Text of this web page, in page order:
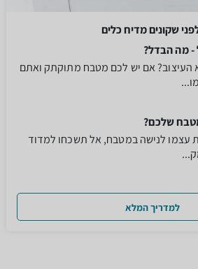
- מה הבדל?
העיצוב? אם יש לכם מטבח מתוקתק ואתם
שלכם?
עצמו לנישה במטבח, אל תשכחו למדוד
למדריך המלא